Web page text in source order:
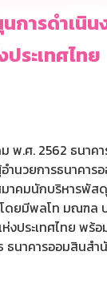
ารดำเนิน
ระเทศไทย
พ.ศ. 2562 ธนาค
นวยการธนาคาร
าคมนักบริหารพัสดุ
ดยมีพลโท มณฑล
ประเทศไทย พร้
ธ ธนาคารออมสิ